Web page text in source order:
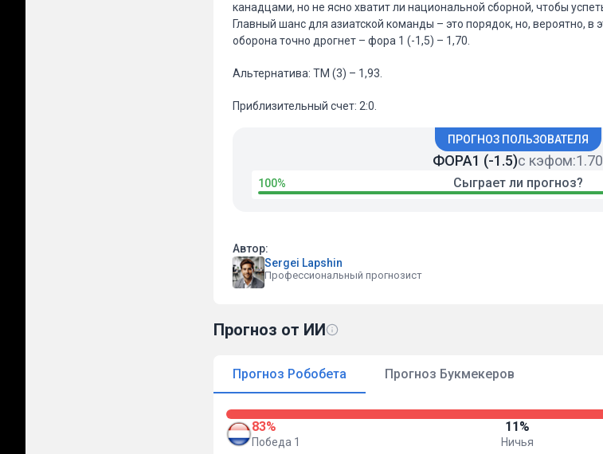
канадцами, но не ясно хватит ли национальной сборной, чтобы
Главный шанс для азиатской команды – это порядок, но, вероятно, в
оборона точно дрогнет – фора 1 (-1,5) – 1,70.
Альтернатива: ТМ (3) – 1,93.
Приблизительный счет: 2:0.
ПРОГНОЗ ПОЛЬЗОВАТЕЛЯ
ФОРА1 (-1.5)с кэфом:1.70
100% Сыграет ли прогноз?
Автор:
Sergei Lapshin
Профессиональный прогнозист
Прогноз от ИИ
Прогноз Робобета Прогноз Букмекеров
83%
Победа 1
11%
Ничья